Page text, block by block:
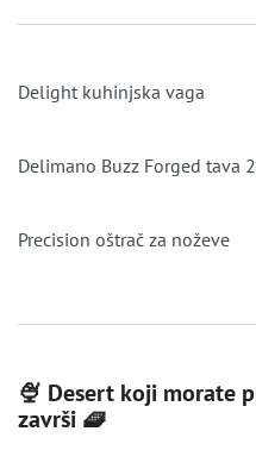
Delight kuhinjska vaga
Delimano Buzz Forged tava
Precision oštrač za noževe
🍨 Desert koji morate
završi 🧇